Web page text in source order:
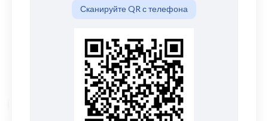
Сканируйте QR с телефона
Нажмите, чтобы увеличить